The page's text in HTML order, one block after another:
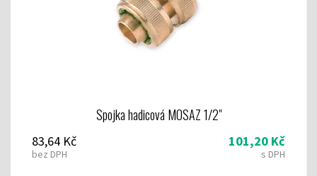
Spojka hadicová MOSAZ 1/2"
83,64 Kč
bez DPH
101,20 Kč
s DPH